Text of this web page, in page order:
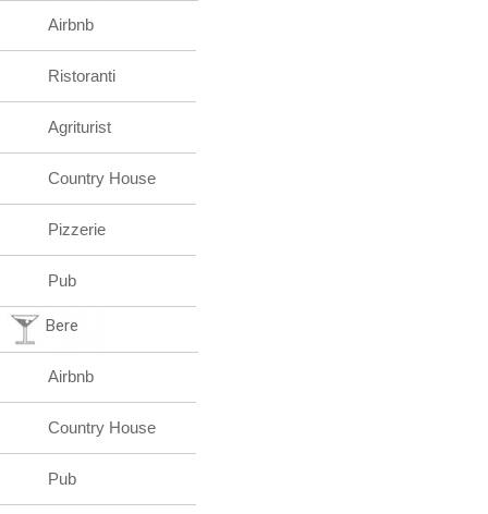
Airbnb
Ristoranti
Agriturist
Country House
Pizzerie
Pub
Bere
Airbnb
Country House
Pub